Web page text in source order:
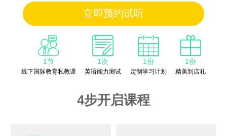
立即预约试听
1节
线下国际教育私教课
1次
英语能力测试
1份
定制学习计划
1份
精美到店礼
4步开启课程